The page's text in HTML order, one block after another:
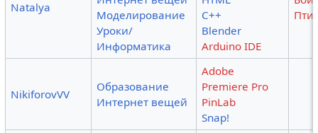
Natalya
Моделирование
Уроки/
Информатика
C++
Blender
Arduino IDE
NikiforovVV
Образование
Интернет вещей
Adobe
Premiere Pro
PinLab
Snap!